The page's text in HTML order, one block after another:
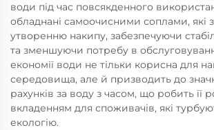
води під час повсякденного
обладнані самоочисними соплами, які
утворенню накипу, забезпечуючи
та зменшуючи потребу в
економії води не тільки корисна для
середовища, але й призводить до
рахунків за воду з часом, що робить її
вкладенням для споживачів, які
екологію.